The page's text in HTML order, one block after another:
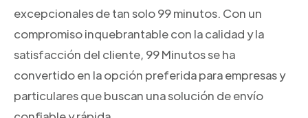
excepcionales de tan solo 99 minutos. Con un
compromiso inquebrantable con la calidad y la
satisfacción del cliente, 99 Minutos se ha
convertido en la opción preferida para empresas y
particulares que buscan una solución de envío